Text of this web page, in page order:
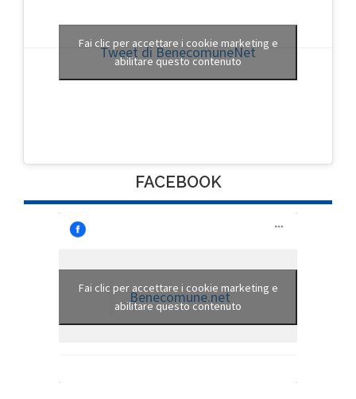
Tweet di BenecomuneNet
Fai clic per accettare i cookie marketing e
abilitare questo contenuto
FACEBOOK
Benecomune.net
Fai clic per accettare i cookie marketing e
abilitare questo contenuto